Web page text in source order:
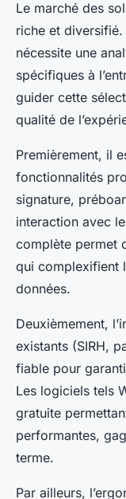
Le marché des
riche et
nécessite une
spécifiques à
guider cette
qualité de
Premièrement, il
fonctionnalités
signature,
interaction avec
complète permet
qui complexifient
données.
Deuxièmement,
existants (SIRH,
fiable pour
Les logiciels tels
gratuite
performantes,
terme.
Par ailleurs,